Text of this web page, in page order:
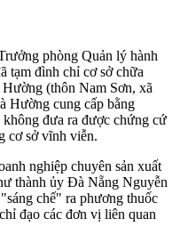
phòng Quản lý hành
tạm đình chỉ cơ sở chữa
(thôn Nam Sơn, xã
Hường cung cấp bằng
đưa ra được chứng cứ
cơ sở vĩnh viễn.
nghiệp chuyên sản xuất
thành ủy Đà Nẵng Nguyễn
chế" ra phương thuốc
đạo các đơn vị liên quan